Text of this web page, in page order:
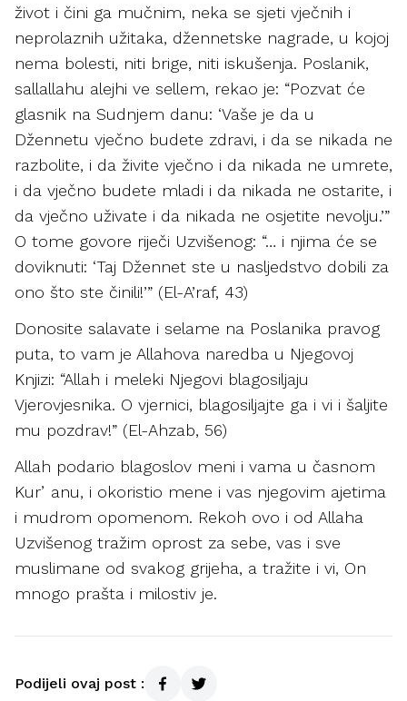
život i čini ga mučnim, neka se sjeti vječnih i
neprolaznih užitaka, džennetske nagrade, u kojoj
nema bolesti, niti brige, niti iskušenja. Poslanik,
sallallahu alejhi ve sellem, rekao je: “Pozvat će
glasnik na Sudnjem danu: ‘Vaše je da u
Džennetu vječno budete zdravi, i da se nikada ne
razbolite, i da živite vječno i da nikada ne umrete,
i da vječno budete mladi i da nikada ne ostarite, i
da vječno uživate i da nikada ne osjetite nevolju.’”
O tome govore riječi Uzvišenog: “… i njima će se
doviknuti: ‘Taj Džennet ste u nasljedstvo dobili za
ono što ste činili!’” (El-A’raf, 43)
Donosite salavate i selame na Poslanika pravog
puta, to vam je Allahova naredba u Njegovoj
Knjizi: “Allah i meleki Njegovi blagosiljaju
Vjerovjesnika. O vjernici, blagosiljajte ga i vi i šaljite
mu pozdrav!” (El-Ahzab, 56)
Allah podario blagoslov meni i vama u časnom
Kurʼanu, i okoristio mene i vas njegovim ajetima
i mudrom opomenom. Rekoh ovo i od Allaha
Uzvišenog tražim oprost za sebe, vas i sve
muslimane od svakog grijeha, a tražite i vi, On
mnogo prašta i milostiv je.
Podijeli ovaj post :